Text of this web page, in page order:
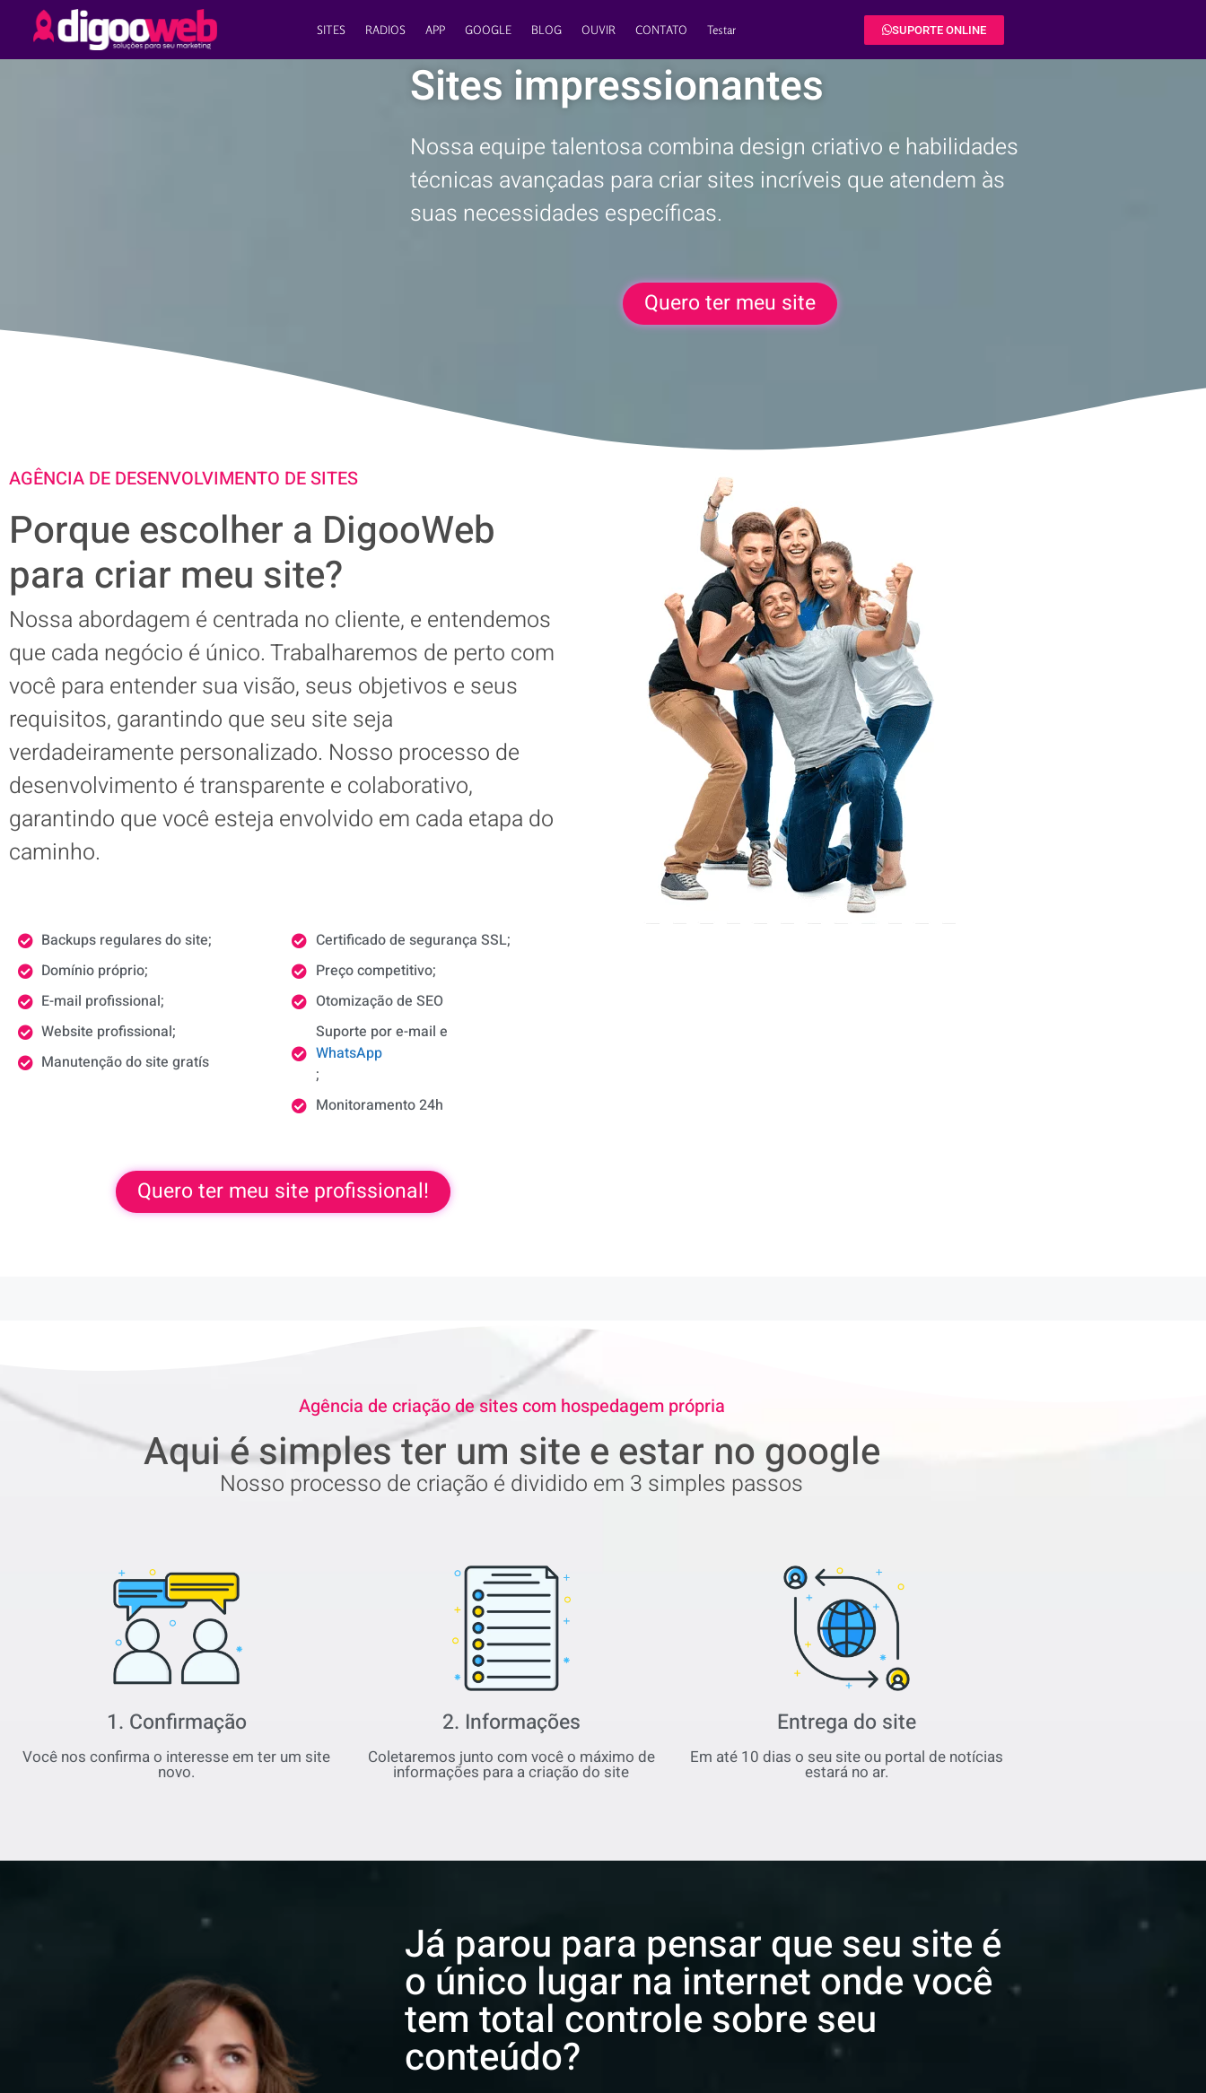
SITES RADIOS APP GOOGLE BLOG OUVIR CONTATO Testar SUPORTE ONLINE
Sites impressionantes
Nossa equipe talentosa combina design criativo e habilidades
técnicas avançadas para criar sites incríveis que atendem às
suas necessidades específicas.
Quero ter meu site
AGÊNCIA DE DESENVOLVIMENTO DE SITES
Porque escolher a DigooWeb
para criar meu site?
Nossa abordagem é centrada no cliente, e entendemos
que cada negócio é único. Trabalharemos de perto com
você para entender sua visão, seus objetivos e seus
requisitos, garantindo que seu site seja
verdadeiramente personalizado. Nosso processo de
desenvolvimento é transparente e colaborativo,
garantindo que você esteja envolvido em cada etapa do
caminho.
Backups regulares do site;
Domínio próprio;
E-mail profissional;
Website profissional;
Manutenção do site gratís
Certificado de segurança SSL;
Preço competitivo;
Otomização de SEO
Suporte por e-mail e
WhatsApp
;
Monitoramento 24h
Quero ter meu site profissional!
Agência de criação de sites com hospedagem própria
Aqui é simples ter um site e estar no google
Nosso processo de criação é dividido em 3 simples passos
1. Confirmação
Você nos confirma o interesse em ter um site
novo.
2. Informações
Coletaremos junto com você o máximo de
informações para a criação do site
Entrega do site
Em até 10 dias o seu site ou portal de notícias
estará no ar.
Já parou para pensar que seu site é
o único lugar na internet onde você
tem total controle sobre seu
conteúdo?